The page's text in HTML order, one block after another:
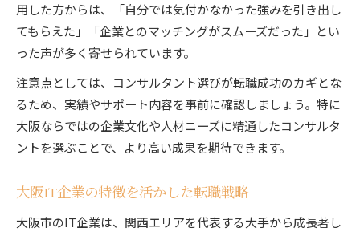
用した方からは、「自分では気付かなかった強みを引き出し
てもらえた」「企業とのマッチングがスムーズだった」とい
った声が多く寄せられています。
注意点としては、コンサルタント選びが転職成功のカギとな
るため、実績やサポート内容を事前に確認しましょう。特に
大阪ならではの企業文化や人材ニーズに精通したコンサルタ
ントを選ぶことで、より高い成果を期待できます。
大阪IT企業の特徴を活かした転職戦略
大阪市のIT企業は、関西エリアを代表する大手から成長著し